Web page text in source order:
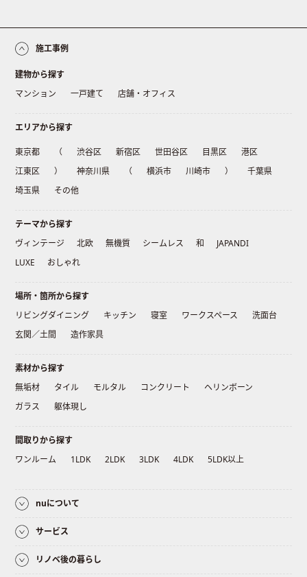
施工事例
建物から探す
マンション
一戸建て 店舗・オフィス
エリアから探す
東京都 （ 渋谷区 新宿区 世田谷区 目黒区
港区
江東区
） 神奈川県 （ 横浜市 川崎市 ）
千葉県
埼玉県
その他
テーマから探す
ヴィンテージ
北欧 無機質 シームレス 和
JAPANDI
LUXE
おしゃれ
場所・箇所から探す
リビングダイニング
キッチン 寝室 ワークスペース
洗面台
玄関／土間
造作家具
素材から探す
無垢材
タイル モルタル コンクリート
ヘリンボーン
ガラス
躯体現し
間取りから探す
ワンルーム
1LDK 2LDK 3LDK 4LDK 5LDK以上
nuについて
サービス
リノベ後の暮らし